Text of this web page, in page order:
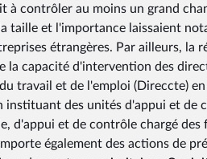
à contrôler au moins un grand
taille et l'importance laissaient
étrangères. Par ailleurs, la
la capacité d'intervention des
travail et de l'emploi (Direccte)
instituant des unités d'appui et de
d'appui et de contrôle chargé
également des actions de